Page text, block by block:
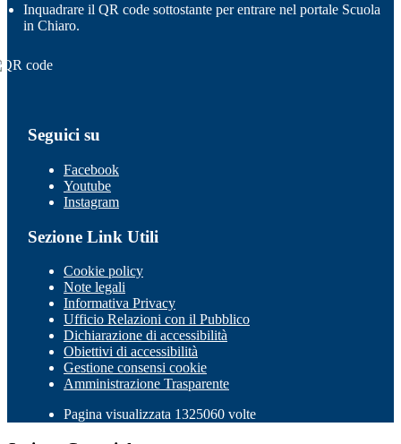
Inquadrare il QR code sottostante per entrare nel portale Scuola
in Chiaro.
Seguici su
Facebook
Youtube
Instagram
Sezione Link Utili
Cookie policy
Note legali
Informativa Privacy
Ufficio Relazioni con il Pubblico
Dichiarazione di accessibilità
Obiettivi di accessibilità
Gestione consensi cookie
Amministrazione Trasparente
Pagina visualizzata 1325060 volte